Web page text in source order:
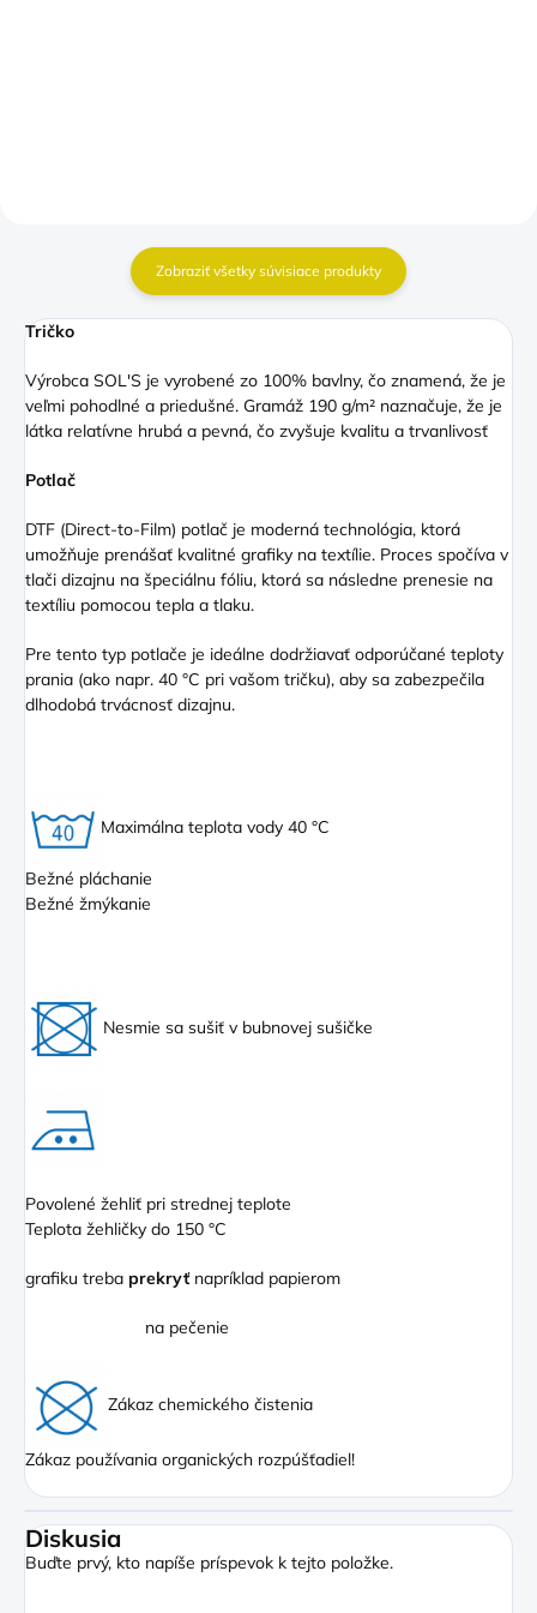
Zobraziť všetky súvisiace produkty
Tričko
Výrobca SOL'S je vyrobené zo 100% bavlny, čo znamená, že je
veľmi pohodlné a priedušné. Gramáž 190 g/m² naznačuje, že je
látka relatívne hrubá a pevná, čo zvyšuje kvalitu a trvanlivosť
Potlač
DTF (Direct-to-Film) potlač je moderná technológia, ktorá
umožňuje prenášať kvalitné grafiky na textílie. Proces spočíva v
tlači dizajnu na špeciálnu fóliu, ktorá sa následne prenesie na
textíliu pomocou tepla a tlaku.
Pre tento typ potlače je ideálne dodržiavať odporúčané teploty
prania (ako napr. 40 °C pri vašom tričku), aby sa zabezpečila
dlhodobá trvácnosť dizajnu.
Maximálna teplota vody 40 °C
Bežné pláchanie
Bežné žmýkanie
Nesmie sa sušiť v bubnovej sušičke
Povolené žehliť pri strednej teplote
Teplota žehličky do 150 °C
grafiku treba prekryť napríklad papierom
na pečenie
Zákaz chemického čistenia
Zákaz používania organických rozpúšťadiel!
Diskusia
Buďte prvý, kto napíše príspevok k tejto položke.